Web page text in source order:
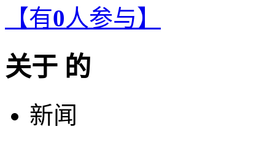
【有0人参与】
关于 的
新闻